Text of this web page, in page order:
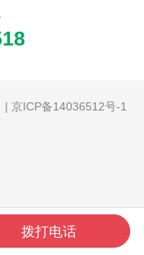
| 京ICP备14036512号-1
拨打电话